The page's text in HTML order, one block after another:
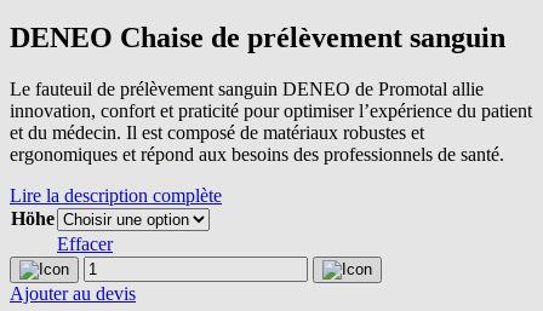
DENEO Chaise de prélèvement sanguin
Le fauteuil de prélèvement sanguin DENEO de Promotal allie
innovation, confort et praticité pour optimiser l’expérience du patient
et du médecin. Il est composé de matériaux robustes et
ergonomiques et répond aux besoins des professionnels de santé.
Lire la description complète
Höhe
Effacer
quantité
de
Ajouter au devis